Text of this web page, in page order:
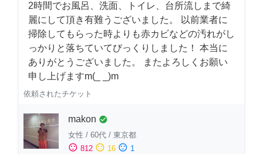
2時間でお風呂、洗面、トイレ、台所流しまで綺
麗にして頂き有難うございました。 以前業者に
掃除してもらった時よりも赤カビなどの汚れがし
っかりと落ちていてびっくりしました！ 本当に
ありがとうございました。 またよろしくお願い
申し上げますm(_ _)m
依頼されたチケット
makon check_circle
女性 / 60代 / 東京都
sentiment_satisfied 812 sentiment_neutral 16 sentiment_dissatisfied 1